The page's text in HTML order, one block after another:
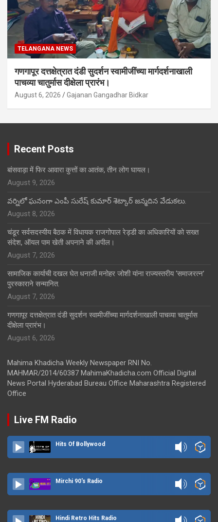
TELANGANA NEWS
गणगापूर दत्तक्षेत्रात दंडी सुदर्शन स्वामीजींच्या मार्गदर्शनाखाली
पाचव्या चातुर्मास दीक्षेला प्रारंभ।
August 6, 2026 Gajanan Gangadhar Bidkar
Recent Posts
बांसवाड़ा में फिर आवारा कुत्तों का आतंक, तीन लोग घायल।
August 9, 2026
వర్నిలో ఘనంగా ఎంపీ సురేష్ కుమార్ శెట్కార్ జన్మదిన వేడుకలు.
August 8, 2026
चंडूर सर्वसदस्यीय बैठक में विधायक राजगोपाल रेड्डी का अधिकारियों को सख्त
संदेश, ऑयल पाम खेती अपनाने की अपील।
August 7, 2026
सामाजिक कार्याची दखल घेत धनाजी मनोहर जोशी यांना राज्यस्तरीय ‘समाजरत्न’
पुरस्काराने सन्मानित.
August 7, 2026
गणगापूर दत्तक्षेत्रात दंडी सुदर्शन स्वामीजींच्या मार्गदर्शनाखाली पाचव्या चातुर्मास
दीक्षेला प्रारंभ।
August 6, 2026
Mahima Khadicha Weekly Newspaper RNI No.
MAHMAR/2014/60387 MahimaKhadicha.com Official Digital
News Portal Hyderabad Bureau Office Maharashtra Registered
Office
Live FM Radio
Hits Of Bollywood
Mirchi 90's Radio
Hindi Retro Hits Radio